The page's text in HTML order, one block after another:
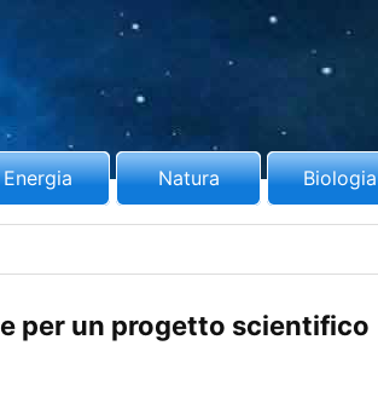
Energia Natura Biologia
per un progetto scientifico